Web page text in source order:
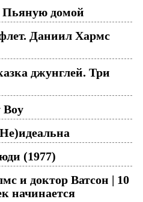
Пьяную домой
Даниил Хармс
джунглей. Три
Boy
(1977)
и доктор Ватсон | 10
начинается